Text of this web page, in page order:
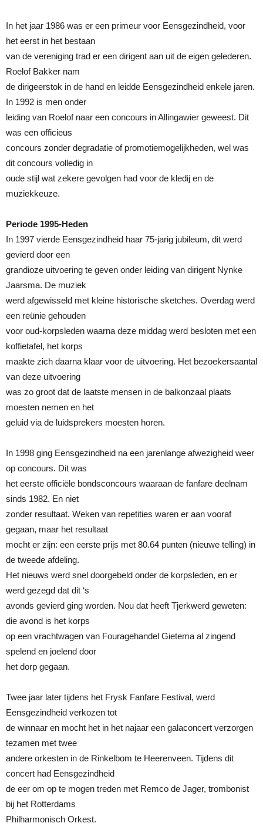
In het jaar 1986 was er een primeur voor Eensgezindheid, voor
het eerst in het bestaan
van de vereniging trad er een dirigent aan uit de eigen gelederen.
Roelof Bakker nam
de dirigeerstok in de hand en leidde Eensgezindheid enkele jaren.
In 1992 is men onder
leiding van Roelof naar een concours in Allingawier geweest. Dit
was een officieus
concours zonder degradatie of promotiemogelijkheden, wel was
dit concours volledig in
oude stijl wat zekere gevolgen had voor de kledij en de
muziekkeuze.
Periode 1995-Heden
In 1997 vierde Eensgezindheid haar 75-jarig jubileum, dit werd
gevierd door een
grandioze uitvoering te geven onder leiding van dirigent Nynke
Jaarsma. De muziek
werd afgewisseld met kleine historische sketches. Overdag werd
een reünie gehouden
voor oud-korpsleden waarna deze middag werd besloten met een
koffietafel, het korps
maakte zich daarna klaar voor de uitvoering. Het bezoekersaantal
van deze uitvoering
was zo groot dat de laatste mensen in de balkonzaal plaats
moesten nemen en het
geluid via de luidsprekers moesten horen.
In 1998 ging Eensgezindheid na een jarenlange afwezigheid weer
op concours. Dit was
het eerste officiële bondsconcours waaraan de fanfare deelnam
sinds 1982. En niet
zonder resultaat. Weken van repetities waren er aan vooraf
gegaan, maar het resultaat
mocht er zijn: een eerste prijs met 80.64 punten (nieuwe telling) in
de tweede afdeling.
Het nieuws werd snel doorgebeld onder de korpsleden, en er
werd gezegd dat dit ‘s
avonds gevierd ging worden. Nou dat heeft Tjerkwerd geweten:
die avond is het korps
op een vrachtwagen van Fouragehandel Gietema al zingend
spelend en joelend door
het dorp gegaan.
Twee jaar later tijdens het Frysk Fanfare Festival, werd
Eensgezindheid verkozen tot
de winnaar en mocht het in het najaar een galaconcert verzorgen
tezamen met twee
andere orkesten in de Rinkelbom te Heerenveen. Tijdens dit
concert had Eensgezindheid
de eer om op te mogen treden met Remco de Jager, trombonist
bij het Rotterdams
Philharmonisch Orkest.